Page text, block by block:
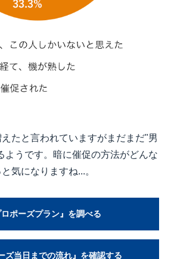
たと言われていますがまだまだ"男
ようです。暗に催促の方法がどんな
気になりますね...。
ロポーズプラン』を調べる
ズ当日までの流れ』を確認する